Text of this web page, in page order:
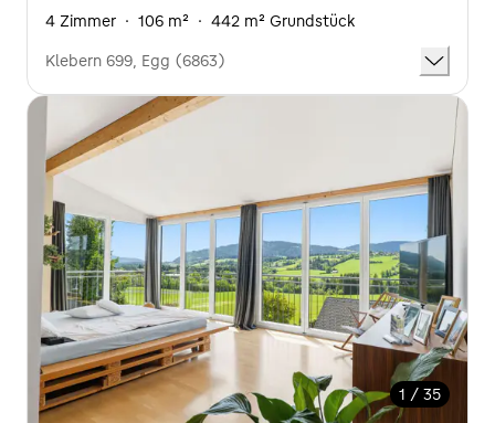
4 Zimmer · 106 m² · 442 m² Grundstück
Klebern 699, Egg (6863)
1 / 35